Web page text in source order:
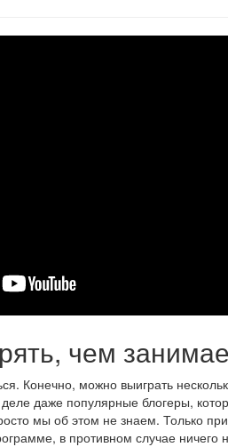
чем
Конечно, можно выиграть
даже популярные блогеры,
мы об этом не знаем. Только
в противном случае ничего